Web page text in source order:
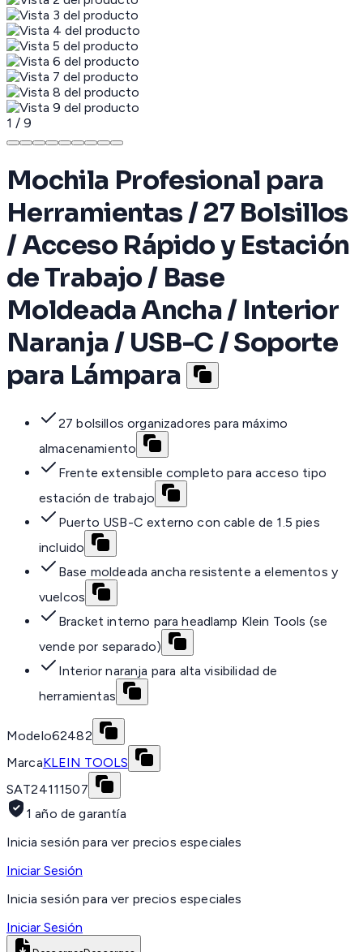
1 / 9
Mochila Profesional para
Herramientas / 27 Bolsillos
/ Acceso Rápido y Estación
de Trabajo / Base
Moldeada Ancha / Interior
Naranja / USB-C / Soporte
para Lámpara
27 bolsillos organizadores para máximo
almacenamiento
Frente extensible completo para acceso tipo
estación de trabajo
Puerto USB-C externo con cable de 1.5 pies
incluido
Base moldeada ancha resistente a elementos y
vuelcos
Bracket interno para headlamp Klein Tools (se
vende por separado)
Interior naranja para alta visibilidad de
herramientas
Modelo62482
MarcaKLEIN TOOLS
SAT24111507
1 año de garantía
Inicia sesión para ver precios especiales
Iniciar Sesión
Inicia sesión para ver precios especiales
Iniciar Sesión